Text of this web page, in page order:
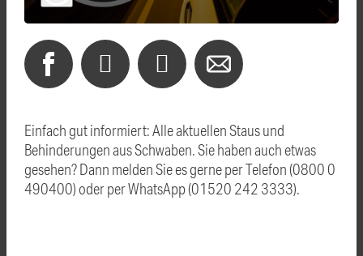
Einfach gut informiert: Alle aktuellen Staus und
Behinderungen aus Schwaben. Sie haben auch etwas
gesehen? Dann melden Sie es gerne per Telefon (0800 0
490400) oder per WhatsApp (01520 242 3333).